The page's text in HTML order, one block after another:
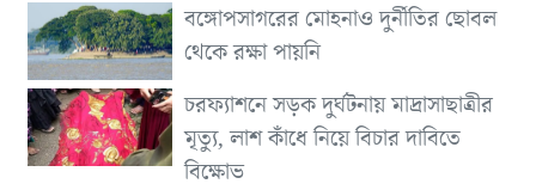
বঙ্গোপসাগরের মোহনাও দুর্নীতির ছোবল
থেকে রক্ষা পায়নি
চরফ্যাশনে সড়ক দুর্ঘটনায় মাদ্রাসাছাত্রীর
মৃত্যু, লাশ কাঁধে নিয়ে বিচার দাবিতে
বিক্ষোভ